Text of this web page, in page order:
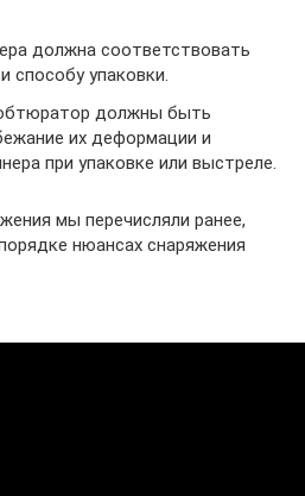
должна соответствовать
способу упаковки.
должны быть
их деформации и
при упаковке или выстреле.
мы перечисляли ранее,
нюансах снаряжения